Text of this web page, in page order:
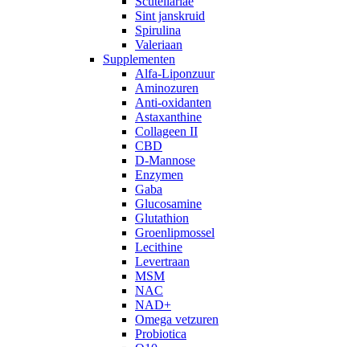
Sint janskruid
Spirulina
Valeriaan
Supplementen
Alfa-Liponzuur
Aminozuren
Anti-oxidanten
Astaxanthine
Collageen II
CBD
D-Mannose
Enzymen
Gaba
Glucosamine
Glutathion
Groenlipmossel
Lecithine
Levertraan
MSM
NAC
NAD+
Omega vetzuren
Probiotica